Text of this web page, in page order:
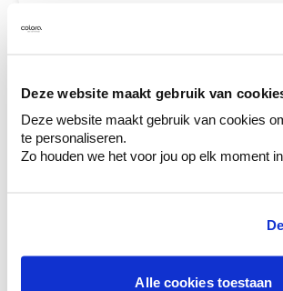
Deze website maakt gebruik van
Deze website maakt gebruik van cookies
te personaliseren.
Zo houden we het voor jou op elk moment
Alle cookies toestaan
Bekijk je kleur in de
Ontdek er kleurechte stalen
kleurenselectie.
Bekijk er de bijhorende tinten